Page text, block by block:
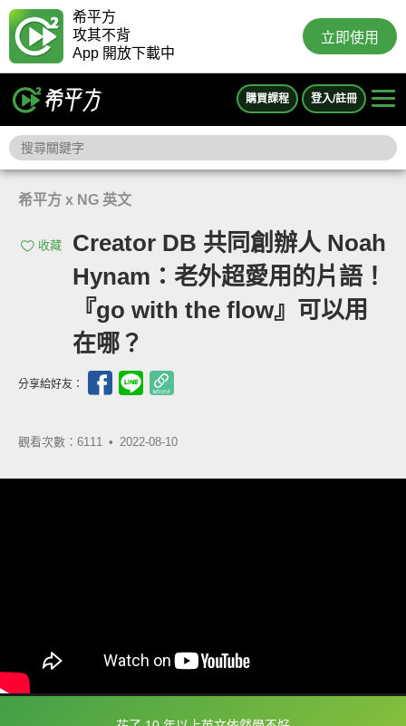
希平方
攻其不背
App 開放下載中
立即使用
購買課程 登入/註冊
希平方 x NG 英文
收藏
Creator DB 共同創辦人 Noah
Hynam：老外超愛用的片語！
『go with the flow』可以用
在哪？
分享給好友：
觀看次數：6111 • 2022-08-10